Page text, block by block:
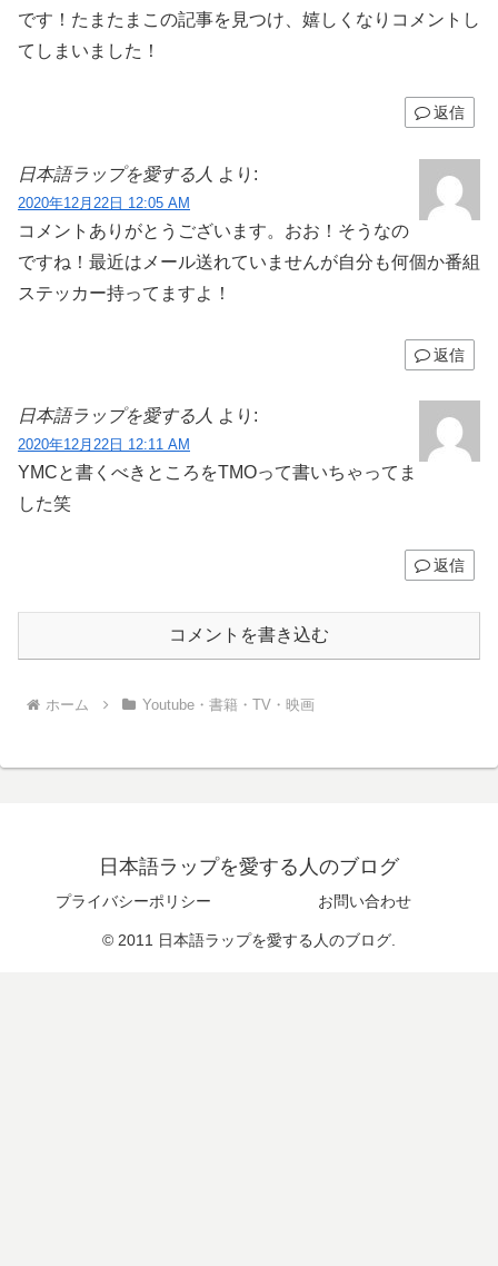
です！たまたまこの記事を見つけ、嬉しくなりコメントし
てしまいました！
返信
日本語ラップを愛する人 より:
2020年12月22日 12:05 AM
コメントありがとうございます。おお！そうなの
ですね！最近はメール送れていませんが自分も何個か番組
ステッカー持ってますよ！
返信
日本語ラップを愛する人 より:
2020年12月22日 12:11 AM
YMCと書くべきところをTMOって書いちゃってま
した笑
返信
コメントを書き込む
ホーム Youtube・書籍・TV・映画
日本語ラップを愛する人のブログ
プライバシーポリシー お問い合わせ
© 2011 日本語ラップを愛する人のブログ.